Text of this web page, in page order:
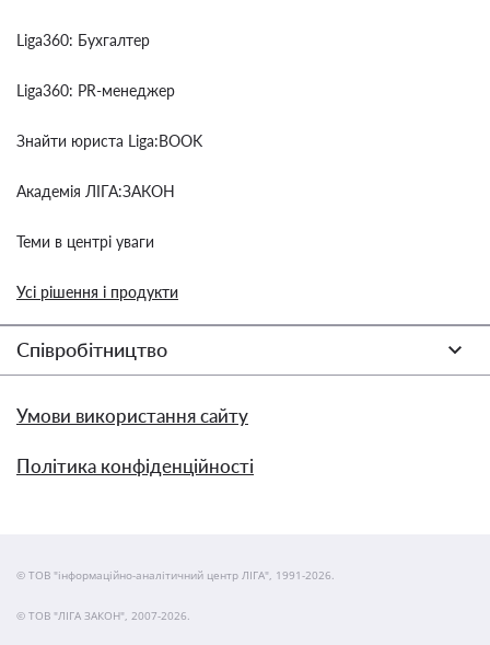
Liga360: Бухгалтер
Liga360: PR-менеджер
Знайти юриста Liga:BOOK
Академія ЛІГА:ЗАКОН
Теми в центрі уваги
Усі рішення і продукти
Співробітництво
Умови використання сайту
Політика конфіденційності
© ТОВ "інформаційно-аналітичний центр ЛІГА", 1991-2026.
© ТОВ "ЛІГА ЗАКОН", 2007-2026.